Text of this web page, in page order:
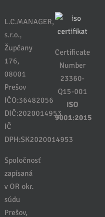
stránke
produktu.
L.C.MANAGER,
s.r.o.,
Župčany
176,
08001
Prešov
IČO:36482056
DIČ:2020014953
IČ
DPH:SK2020014953
Spoločnosť
zapísaná
v OR okr.
súdu
Prešov,
Certificate
Number
23360-
Q15-001
ISO
9001:2015